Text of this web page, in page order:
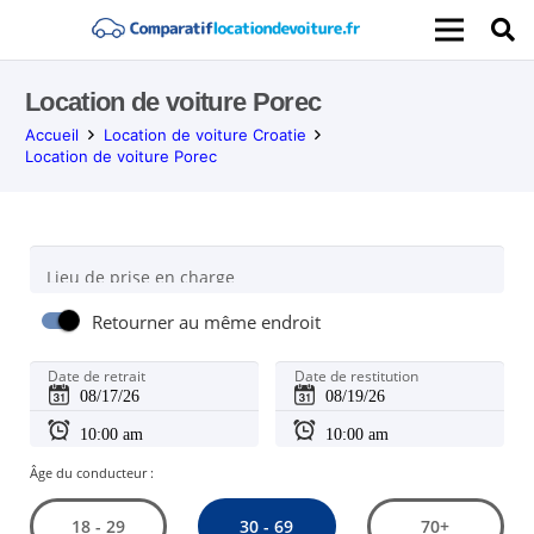
Location de voiture Porec
Accueil
Location de voiture Croatie
Location de voiture Porec
Lieu de prise en charge
Retourner au même endroit
Date de retrait Date de restitution
Âge du conducteur :
18 - 29 30 - 69 70+